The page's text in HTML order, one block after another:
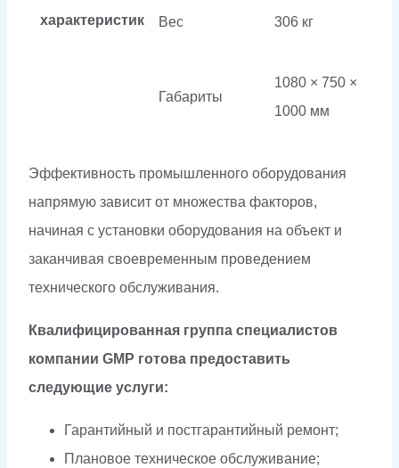
характеристик
Вес 306 кг
Габариты
1080 × 750 ×
1000 мм
Эффективность промышленного оборудования
напрямую зависит от множества факторов,
начиная с установки оборудования на объект и
заканчивая своевременным проведением
технического обслуживания.
Квалифицированная группа специалистов
компании GMP готова предоставить
следующие услуги:
Гарантийный и постгарантийный ремонт;
Плановое техническое обслуживание;